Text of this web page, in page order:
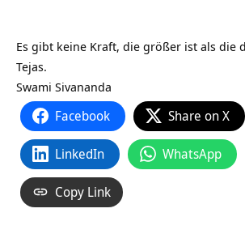
Es gibt keine Kraft, die größer ist als die
Tejas.
Swami Sivananda
Facebook Share on X
LinkedIn WhatsApp
Copy Link